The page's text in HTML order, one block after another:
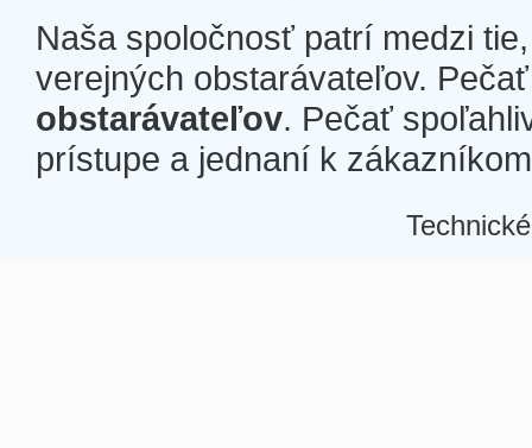
Naša spoločnosť patrí medzi
verejných obstarávateľov.
obstarávateľov. Pečať
prístupe a jednaní k